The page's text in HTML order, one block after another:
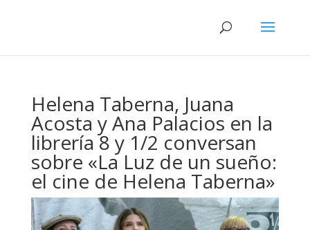
Helena Taberna, Juana
Acosta y Ana Palacios en la
librería 8 y 1/2 conversan
sobre «La Luz de un sueño:
el cine de Helena Taberna»